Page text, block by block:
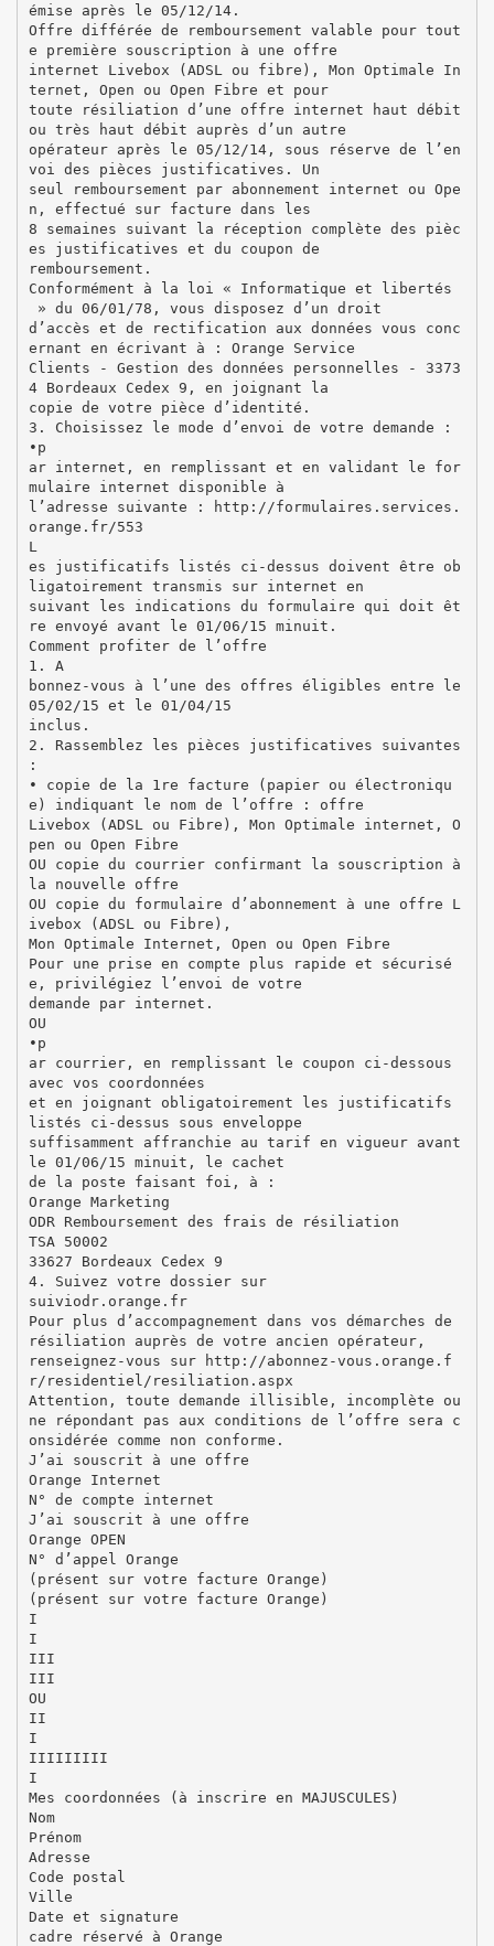
émise après le 05/12/14.
Offre différée de remboursement valable pour tout
e première souscription à une offre
internet Livebox (ADSL ou fibre), Mon Optimale In
ternet, Open ou Open Fibre et pour
toute résiliation d’une offre internet haut débit
ou très haut débit auprès d’un autre
opérateur après le 05/12/14, sous réserve de l’en
voi des pièces justificatives. Un
seul remboursement par abonnement internet ou Ope
n, effectué sur facture dans les
8 semaines suivant la réception complète des pièc
es justificatives et du coupon de
remboursement.
Conformément à la loi « Informatique et libertés
» du 06/01/78, vous disposez d’un droit
d’accès et de rectification aux données vous conc
ernant en écrivant à : Orange Service
Clients - Gestion des données personnelles - 3373
4 Bordeaux Cedex 9, en joignant la
copie de votre pièce d’identité.
3. Choisissez le mode d’envoi de votre demande :
•p
ar internet, en remplissant et en validant le for
mulaire internet disponible à
l’adresse suivante : http://formulaires.services.
orange.fr/553
L
es justificatifs listés ci-dessus doivent être ob
ligatoirement transmis sur internet en
suivant les indications du formulaire qui doit êt
re envoyé avant le 01/06/15 minuit.
Comment profiter de l’offre
1. A
bonnez-vous à l’une des offres éligibles entre le
05/02/15 et le 01/04/15
inclus.
2. Rassemblez les pièces justificatives suivantes
:
• copie de la 1re facture (papier ou électroniqu
e) indiquant le nom de l’offre : offre
Livebox (ADSL ou Fibre), Mon Optimale internet, O
pen ou Open Fibre
OU copie du courrier confirmant la souscription à
la nouvelle offre
OU copie du formulaire d’abonnement à une offre L
ivebox (ADSL ou Fibre),
Mon Optimale Internet, Open ou Open Fibre
Pour une prise en compte plus rapide et sécurisé
e, privilégiez l’envoi de votre
demande par internet.
OU
•p
ar courrier, en remplissant le coupon ci-dessous
avec vos coordonnées
et en joignant obligatoirement les justificatifs
listés ci-dessus sous enveloppe
suffisamment affranchie au tarif en vigueur avant
le 01/06/15 minuit, le cachet
de la poste faisant foi, à :
Orange Marketing
ODR Remboursement des frais de résiliation
TSA 50002
33627 Bordeaux Cedex 9
4. Suivez votre dossier sur
suiviodr.orange.fr
Pour plus d’accompagnement dans vos démarches de
résiliation auprès de votre ancien opérateur,
renseignez-vous sur http://abonnez-vous.orange.f
r/residentiel/resiliation.aspx
Attention, toute demande illisible, incomplète ou
ne répondant pas aux conditions de l’offre sera c
onsidérée comme non conforme.
J’ai souscrit à une offre
Orange Internet
N° de compte internet
J’ai souscrit à une offre
Orange OPEN
N° d’appel Orange
(présent sur votre facture Orange)
(présent sur votre facture Orange)
I
I
III
III
OU
II
I
IIIIIIIII
I
Mes coordonnées (à inscrire en MAJUSCULES)
Nom
Prénom
Adresse
Code postal
Ville
Date et signature
cadre réservé à Orange